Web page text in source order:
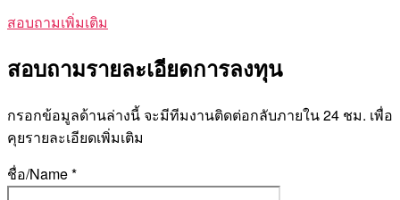
สอบถามเพิ่มเติม
สอบถามรายละเอียดการลงทุน
กรอกข้อมูลด้านล่างนี้ จะมีทีมงานติดต่อกลับภายใน 24 ชม. เพื่อ
คุยรายละเอียดเพิ่มเติม
ชื่อ/Name *